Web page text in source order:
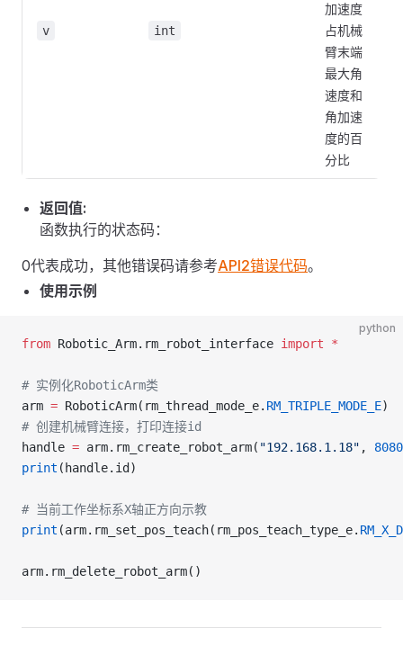
v int
加速度
占机械
臂末端
最大角
速度和
角加速
度的百
分比
返回值:
函数执行的状态码：
0代表成功，其他错误码请参考API2错误代码。
使用示例
python
from Robotic_Arm.rm_robot_interface import *
# 实例化RoboticArm类
arm = RoboticArm(rm_thread_mode_e. RM_TRIPLE_MODE_E)
# 创建机械臂连接，打印连接id
handle = arm.rm_create_robot_arm( "192.168.1.18" , 8080
print (handle.id)
# 当前工作坐标系X轴正方向示教
print (arm.rm_set_pos_teach(rm_pos_teach_type_e.
arm.rm_delete_robot_arm()